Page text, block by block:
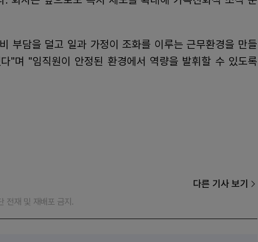
부담을 덜고 일과 가정이 조화를 이루는 근무환경을 만들
"며 "임직원이 안정된 환경에서 역량을 발휘할 수 있도록
다른 기사 보기
재 및 재배포 금지.